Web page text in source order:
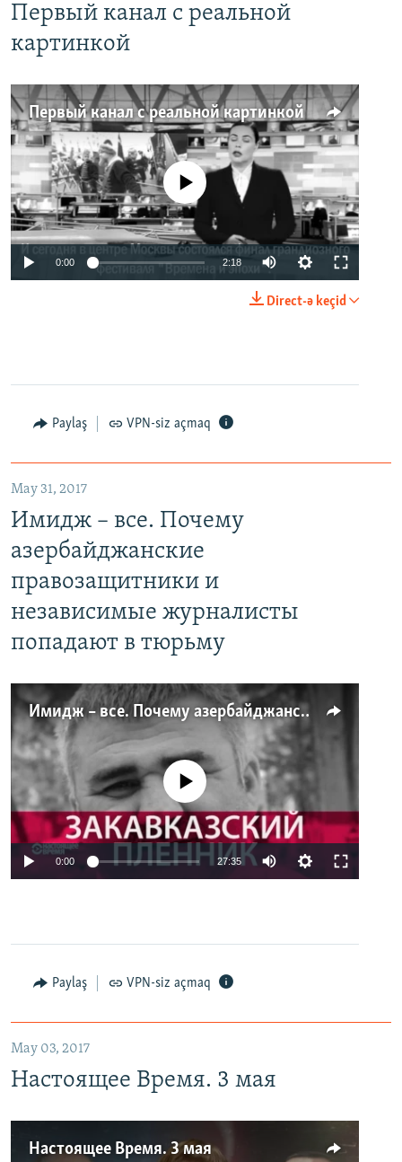
Первый канал с реальной
картинкой
Первый канал с реальной картинкой
No media source currently available
0:00 2:18
Direct-ə keçid
Paylaş VPN-siz açmaq
May 31, 2017
Имидж – все. Почему
азербайджанские
правозащитники и
независимые журналисты
попадают в тюрьму
Имидж – все. Почему азербайджанские правозащитники и независимые журналисты попадают в тюрьму
No media source currently available
0:00 27:35
Paylaş VPN-siz açmaq
May 03, 2017
Настоящее Время. 3 мая
Настоящее Время. 3 мая